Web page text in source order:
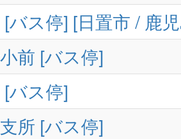
[バス停] [日置市 / 鹿
前 [バス停]
[バス停]
所 [バス停]